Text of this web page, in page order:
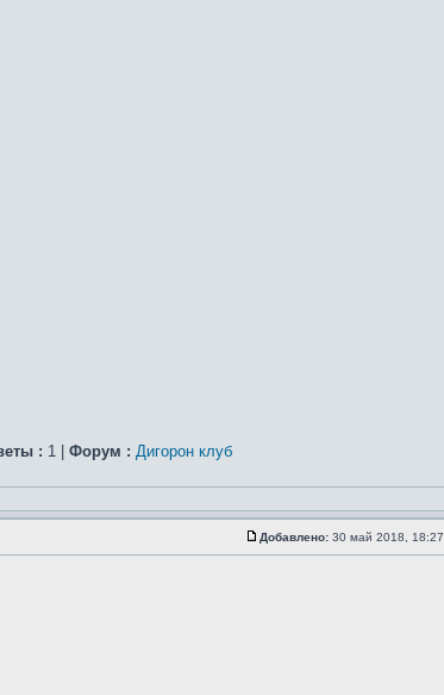
: 1 | Форум : Дигорон клуб
Добавлено: 30 май 2018, 18:27